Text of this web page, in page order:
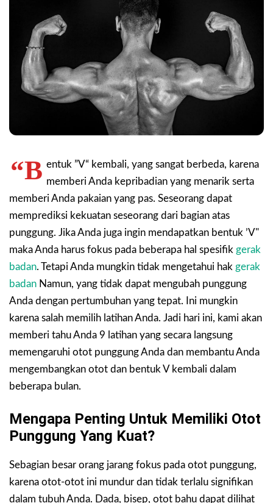
“B entuk ”V“ kembali, yang sangat berbeda, karena
memberi Anda kepribadian yang menarik serta
memberi Anda pakaian yang pas. Seseorang dapat
memprediksi kekuatan seseorang dari bagian atas
punggung. Jika Anda juga ingin mendapatkan bentuk ’V"
maka Anda harus fokus pada beberapa hal spesifik gerak
badan. Tetapi Anda mungkin tidak mengetahui hak gerak
badan Namun, yang tidak dapat mengubah punggung
Anda dengan pertumbuhan yang tepat. Ini mungkin
karena salah memilih latihan Anda. Jadi hari ini, kami akan
memberi tahu Anda 9 latihan yang secara langsung
memengaruhi otot punggung Anda dan membantu Anda
mengembangkan otot dan bentuk V kembali dalam
beberapa bulan.
Mengapa Penting Untuk Memiliki Otot
Punggung Yang Kuat?
Sebagian besar orang jarang fokus pada otot punggung,
karena otot-otot ini mundur dan tidak terlalu signifikan
dalam tubuh Anda. Dada, bisep, otot bahu dapat dilihat